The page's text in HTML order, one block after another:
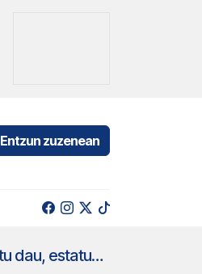
Entzun zuzenean
Jaurlaritzaren esku geratu ez diren eskuduntzen ardurea Madrilen zeinek dekon ikusi behar dala aipatu dau, estatutua betetzeko dagoala gogoratuz